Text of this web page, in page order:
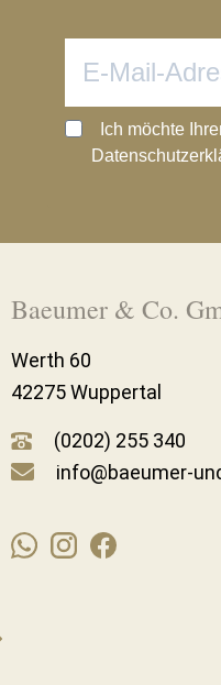
Ich möchte
Baeumer & Co.
Werth 60
42275 Wuppertal
(0202) 255 340
info@baeumer-